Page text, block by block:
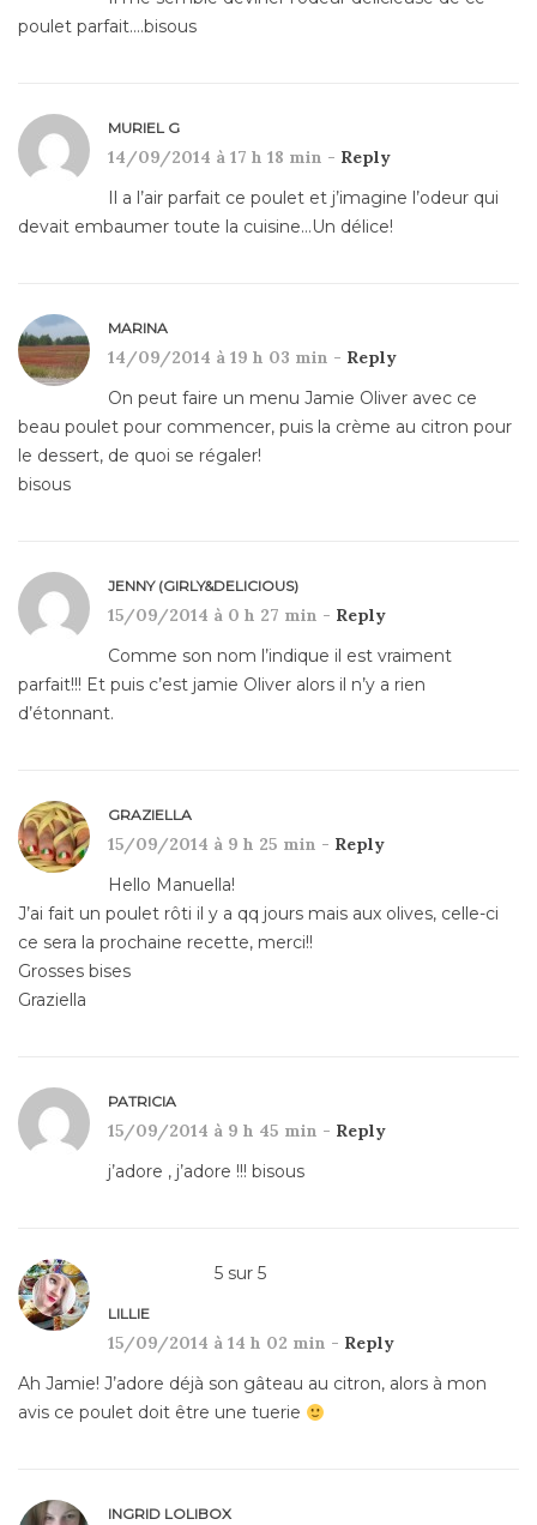
poulet parfait….bisous
MURIEL G
14/09/2014 à 17 h 18 min - Reply
Il a l’air parfait ce poulet et j’imagine l’odeur qui
devait embaumer toute la cuisine…Un délice!
MARINA
14/09/2014 à 19 h 03 min - Reply
On peut faire un menu Jamie Oliver avec ce
beau poulet pour commencer, puis la crème au citron pour
le dessert, de quoi se régaler!
bisous
JENNY (GIRLY&DELICIOUS)
15/09/2014 à 0 h 27 min - Reply
Comme son nom l’indique il est vraiment
parfait!!! Et puis c’est jamie Oliver alors il n’y a rien
d’étonnant.
GRAZIELLA
15/09/2014 à 9 h 25 min - Reply
Hello Manuella!
J’ai fait un poulet rôti il y a qq jours mais aux olives, celle-ci
ce sera la prochaine recette, merci!!
Grosses bises
Graziella
PATRICIA
15/09/2014 à 9 h 45 min - Reply
j’adore , j’adore !!! bisous
5 sur 5
LILLIE
15/09/2014 à 14 h 02 min - Reply
Ah Jamie! J’adore déjà son gâteau au citron, alors à mon
avis ce poulet doit être une tuerie
INGRID LOLIBOX